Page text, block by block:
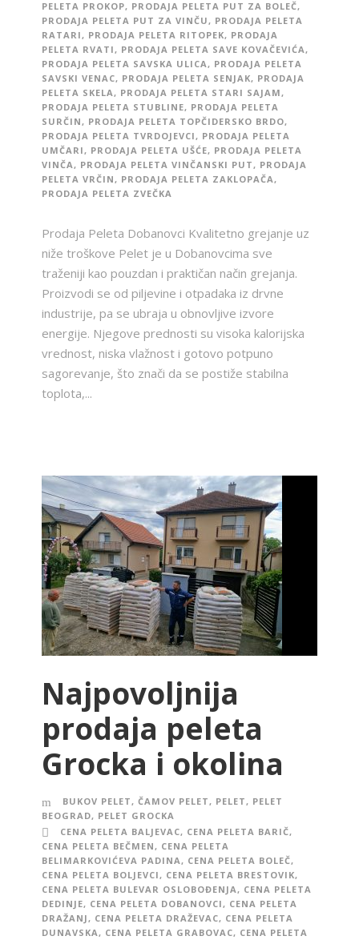
PELETA PROKOP, PRODAJA PELETA PUT ZA BOLEČ,
PRODAJA PELETA PUT ZA VINČU, PRODAJA PELETA
RATARI, PRODAJA PELETA RITOPEK, PRODAJA
PELETA RVATI, PRODAJA PELETA SAVE KOVAČEVIĆA,
PRODAJA PELETA SAVSKA ULICA, PRODAJA PELETA
SAVSKI VENAC, PRODAJA PELETA SENJAK, PRODAJA
PELETA SKELA, PRODAJA PELETA STARI SAJAM,
PRODAJA PELETA STUBLINE, PRODAJA PELETA
SURČIN, PRODAJA PELETA TOPČIDERSKO BRDO,
PRODAJA PELETA TVRDOJEVCI, PRODAJA PELETA
UMČARI, PRODAJA PELETA UŠĆE, PRODAJA PELETA
VINČA, PRODAJA PELETA VINČANSKI PUT, PRODAJA
PELETA VRČIN, PRODAJA PELETA ZAKLOPAČA,
PRODAJA PELETA ZVEČKA
Prodaja Peleta Dobanovci Kvalitetno grejanje uz
niže troškove Pelet je u Dobanovcima sve
traženiji kao pouzdan i praktičan način grejanja.
Proizvodi se od piljevine i otpadaka iz drvne
industrije, pa se ubraja u obnovljive izvore
energije. Njegove prednosti su visoka kalorijska
vrednost, niska vlažnost i gotovo potpuno
sagorevanje, što znači da se postiže stabilna
toplota,...
Najpovoljnija
prodaja peleta
Grocka i okolina
BUKOV PELET, ČAMOV PELET, PELET, PELET
BEOGRAD, PELET GROCKA
CENA PELETA BALJEVAC, CENA PELETA BARIČ,
CENA PELETA BEČMEN, CENA PELETA
BELIMARKOVIĆEVA PADINA, CENA PELETA BOLEČ,
CENA PELETA BOLJEVCI, CENA PELETA BRESTOVIK,
CENA PELETA BULEVAR OSLOBOĐENJA, CENA PELETA
DEDINJE, CENA PELETA DOBANOVCI, CENA PELETA
DRAŽANJ, CENA PELETA DRAŽEVAC, CENA PELETA
DUNAVSKA, CENA PELETA GRABOVAC, CENA PELETA